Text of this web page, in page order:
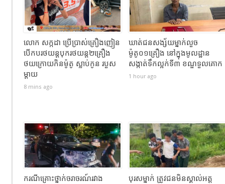
លោក សក្កដា ប្រើប្រាស់គ្រឿងញៀន
បើកបរថយន្តបុករថយន្ត២គ្រឿង
ថយក្រោយកិនម៉ូតូ ស្លាប់កូន របួស
ម្ដាយ
8 mins ago
ឃាត់ជនសង្ស័យម្នាក់លួច
ម៉ូតូ០១គ្រឿង នៅក្នុងមូលដ្ឋាន
សង្កាត់ទឹកល្អក់ទី៣ ខណ្ឌទួលគោក
1 hour ago
ករណីគ្រោះថ្នាក់ចរាចរណ៍រវាង
បុរសម្នាក់ ត្រូវជនមិនស្គាល់អត្ត